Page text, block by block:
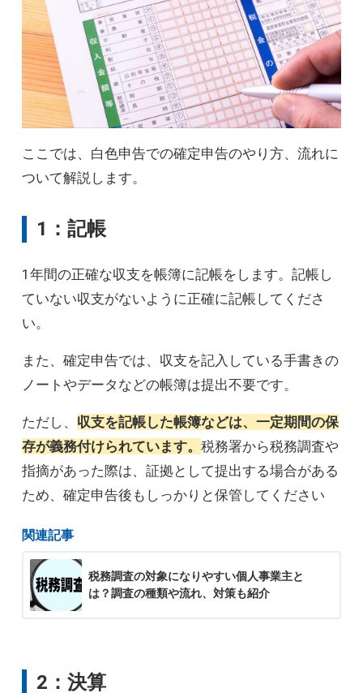
ここでは、白色申告での確定申告のやり方、流れに
ついて解説します。
1：記帳
1年間の正確な収支を帳簿に記帳をします。記帳し
ていない収支がないように正確に記帳してくださ
い。
また、確定申告では、収支を記入している手書きの
ノートやデータなどの帳簿は提出不要です。
ただし、 収支を記帳した帳簿などは、一定期間の保
存が義務付けられています。 税務署から税務調査や
指摘があった際は、証拠として提出する場合がある
ため、確定申告後もしっかりと保管してください
関連記事
税務調査の対象になりやすい個人事業主と
は？調査の種類や流れ、対策も紹介
2：決算